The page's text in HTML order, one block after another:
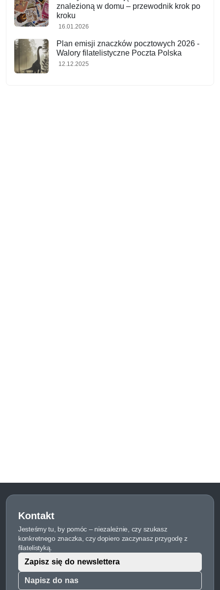
znalezioną w domu – przewodnik krok po
kroku
16.01.2026
Plan emisji znaczków pocztowych 2026 -
Walory filatelistyczne Poczta Polska
12.12.2025
Kontakt
Jesteśmy tu, by pomóc – niezależnie, czy szukasz
konkretnego znaczka, czy dopiero zaczynasz przygodę z
filatelistyką.
Napisz do nas
Zapisz się do newslettera